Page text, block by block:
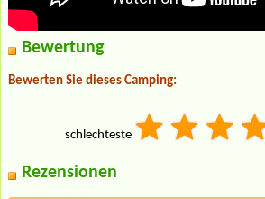
Bewertung
Bewerten Sie dieses Camping:
schlechteste
Rezensionen